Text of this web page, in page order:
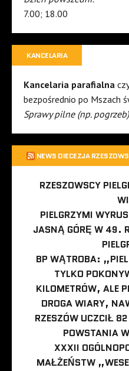
7.00; 18.00
KANCELARIA
Kancelaria parafialna
bezpośrednio po Mszach
Sprawy pilne (np.
NEWS DIECEZJA
RZESZOWSCY
PIELGRZYMI
JASNĄ GÓRĘ W 49.
BP WĄTROBA:
TYLKO
KILOMETRÓW, ALE
DROGA WIARY,
RZESZÓW UCZCIŁ
POWSTANIA
XXXII
MAŁŻEŃSTW